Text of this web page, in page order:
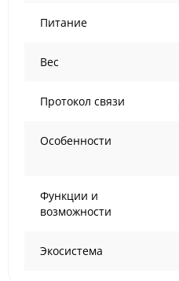
Питание
Вес
Протокол связи
Особенности
Функции и
возможности
Экосистема